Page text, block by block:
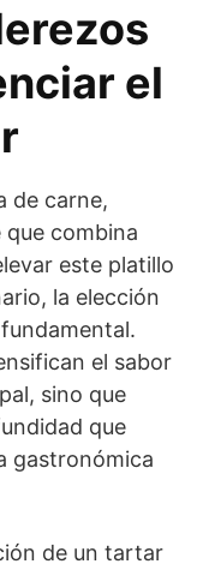
el
de carne,
combina
este platillo
la elección
el sabor
sino que
que
gastronómica
de un tartar